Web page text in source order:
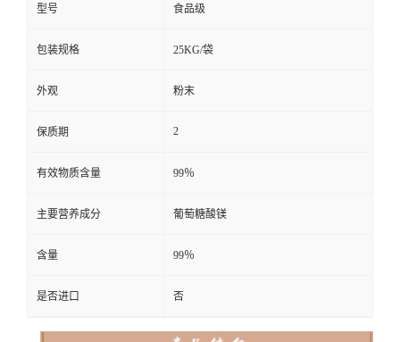
型号 食品级
包装规格 25KG/袋
外观 粉末
保质期 2
有效物质含量 99％
主要营养成分 葡萄糖酸镁
含量 99％
是否进口 否